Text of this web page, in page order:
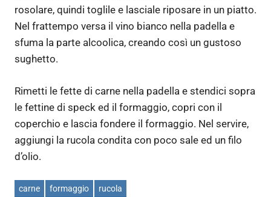
rosolare, quindi toglile e lasciale riposare in un piatto.
Nel frattempo versa il vino bianco nella padella e
sfuma la parte alcoolica, creando così un gustoso
sughetto.
Rimetti le fette di carne nella padella e stendici sopra
le fettine di speck ed il formaggio, copri con il
coperchio e lascia fondere il formaggio. Nel servire,
aggiungi la rucola condita con poco sale ed un filo
d’olio.
carne formaggio rucola